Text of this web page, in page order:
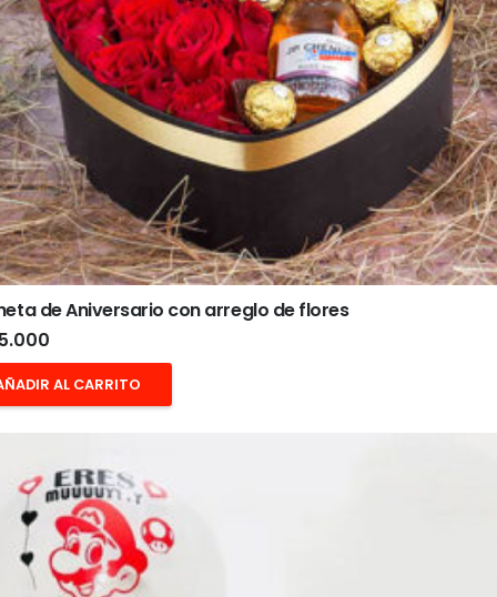
de Aniversario con arreglo de flores
AL CARRITO